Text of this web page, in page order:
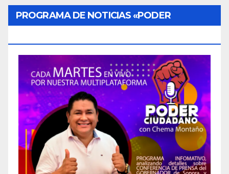
PROGRAMA DE NOTICIAS «PODER